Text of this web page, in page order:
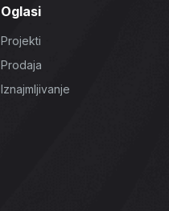
Oglasi
Projekti
Prodaja
Iznajmljivanje